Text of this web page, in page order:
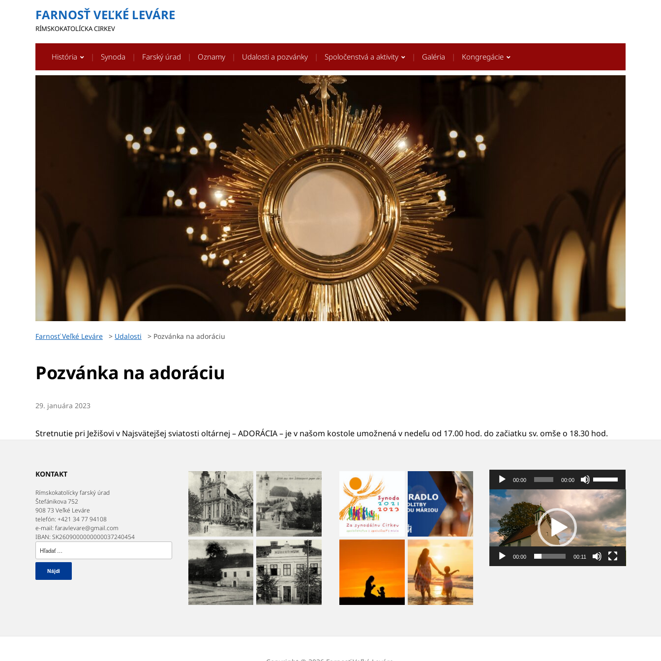
FARNOSŤ VEĽKÉ LEVÁRE
RÍMSKOKATOLÍCKA CIRKEV
História Synoda Farský úrad Oznamy Udalosti a pozvánky Spoločenstvá a aktivity Galéria Kongregácie
Farnosť Veľké Leváre > Udalosti > Pozvánka na adoráciu
Pozvánka na adoráciu
29. januára 2023
Stretnutie pri Ježišovi v Najsvätejšej sviatosti oltárnej – ADORÁCIA – je v našom kostole umožnená v nedeľu od 17.00 hod. do začiatku sv. omše o 18.30 hod.
KONTAKT
Rímskokatolícky farský úrad
Štefánikova 752
908 73 Veľké Leváre
telefón: +421 34 77 94108
e-mail: faravlevare@gmail.com
IBAN: SK2609000000000037240454
Hľadať:
Audio
prehrávač00:00 00:00
šípok
hore/dole
zvýšite
alebo
znížite
hlasitosť.
Video
prehrávač
00:00 00:11